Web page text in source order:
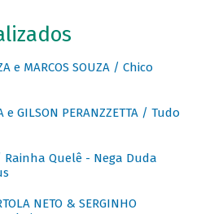
e MARCOS SOUZA / Chico
e GILSON PERANZZETTA / Tudo
Rainha Quelê - Nega Duda
NETO & SERGINHO